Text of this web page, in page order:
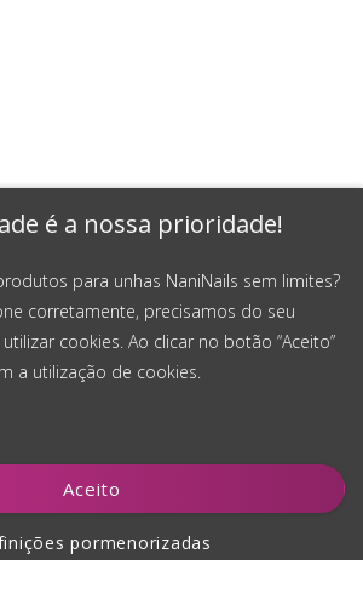
é a nossa prioridade!
para unhas NaniNails sem limites?
corretamente, precisamos do seu
cookies. Ao clicar no botão “Aceito”
a utilização de cookies.
Aceito
pormenorizadas
ao carrinho